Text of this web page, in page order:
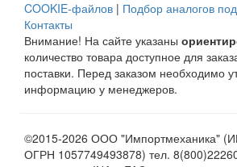
COOKIE-файлов | Подбор аналогов
Контакты
Внимание! На сайте указаны
количество товара доступное для
поставки. Перед заказом необходимо
информацию у менеджеров.
©2015-2026 ООО "Импортмеханика"
ОГРН 1057749493878) тел.